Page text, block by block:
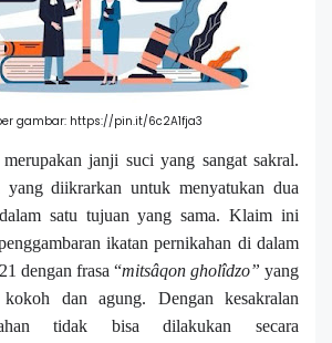
gambar: https://pin.it/6c2A1fja3
janji suci yang sangat sakral.
yang diikrarkan untuk menyatukan dua
satu tujuan yang sama. Klaim ini
ikatan pernikahan di dalam
dengan frasa “mitsâqon gholîdzo” yang
dan agung. Dengan kesakralan
tidak bisa dilakukan secara